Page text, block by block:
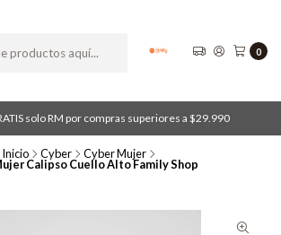
0
solo RM por compras superiores a $29.990
Inicio Cyber Cyber Mujer
Calipso Cuello Alto Family Shop